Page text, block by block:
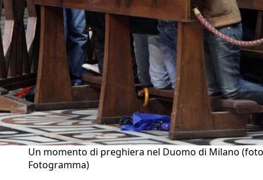
Un momento di preghiera nel Duomo di Milano (foto
Fotogramma)